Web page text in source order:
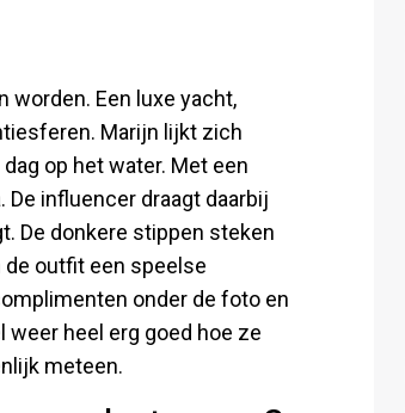
worden. Een luxe yacht,
Marijn lijkt zich
op het water. Met een
influencer draagt daarbij
De donkere stippen steken
outfit een speelse
onder de foto en
heel erg goed hoe ze
meteen.